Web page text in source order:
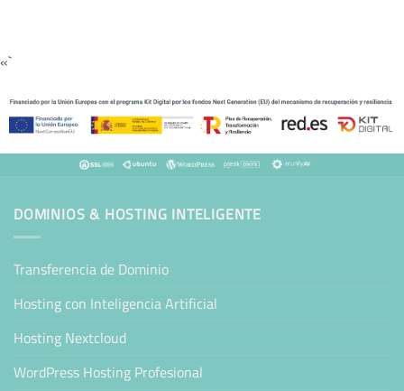
«`
DOMINIOS & HOSTING INTELIGENTE
Transferencia de Dominio
Hosting con Inteligencia Artificial
Hosting Nextcloud
WordPress Hosting Profesional